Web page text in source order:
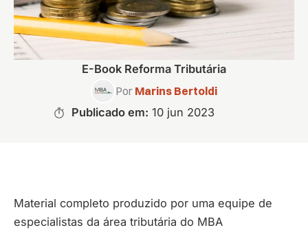
E-Book Reforma Tributária
Por Marins Bertoldi
Publicado em: 10 jun 2023
Material completo produzido por uma equipe de
especialistas da área tributária do MBA